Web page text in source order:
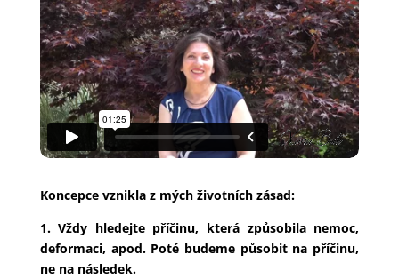
Koncepce vznikla z mých životních zásad:
1. Vždy hledejte příčinu, která způsobila nemoc,
deformaci, apod. Poté budeme působit na příčinu,
ne na následek.